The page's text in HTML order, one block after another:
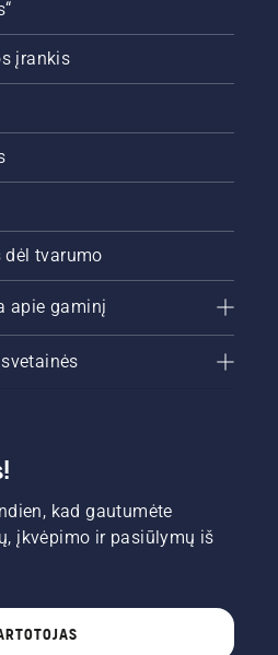
įrankis
dėl tvarumo
apie gaminį
kad gautumėte
įkvėpimo ir pasiūlymų iš